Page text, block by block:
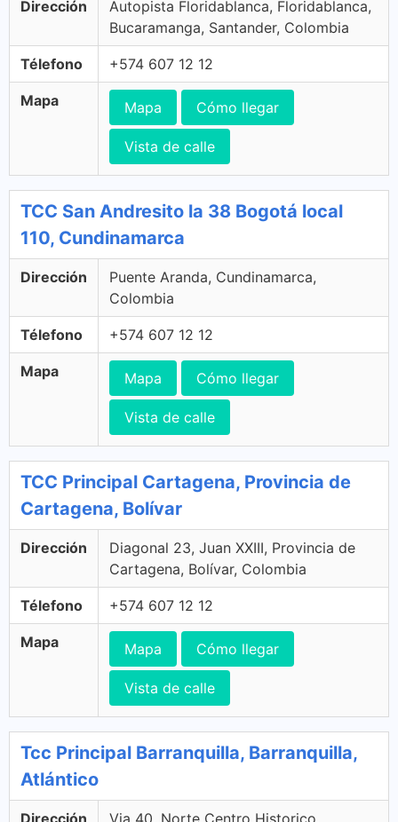
Dirección
Autopista Floridablanca, Floridablanca,
Bucaramanga, Santander, Colombia
Télefono +574 607 12 12
Mapa Mapa Cómo llegar
Vista de calle
TCC San Andresito la 38 Bogotá local
110, Cundinamarca
Dirección
Puente Aranda, Cundinamarca,
Colombia
Télefono +574 607 12 12
Mapa Mapa Cómo llegar
Vista de calle
TCC Principal Cartagena, Provincia de
Cartagena, Bolívar
Dirección
Diagonal 23, Juan XXIII, Provincia de
Cartagena, Bolívar, Colombia
Télefono +574 607 12 12
Mapa Mapa Cómo llegar
Vista de calle
Tcc Principal Barranquilla, Barranquilla,
Atlántico
Dirección
Via 40, Norte Centro Historico,